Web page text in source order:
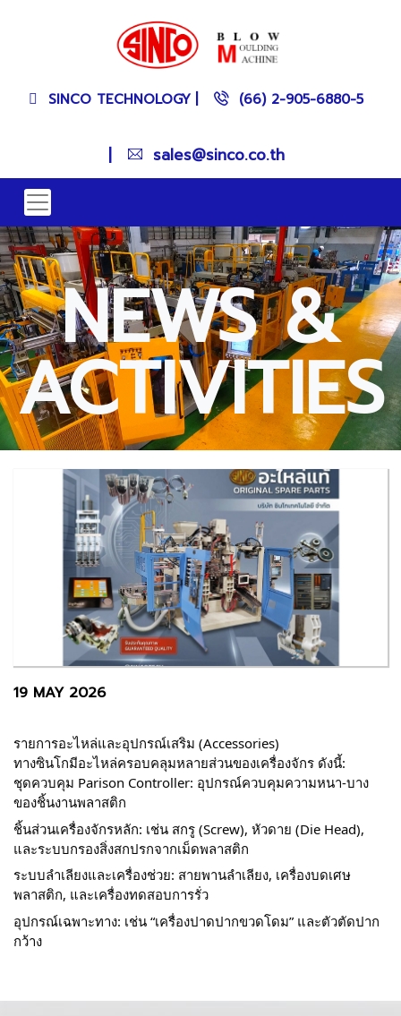
SINCO TECHNOLOGY (66) 2-905-6880-5
sales@sinco.co.th
NEWS &
ACTIVITIES
19 MAY 2026
รายการอะไหล่และอุปกรณ์เสริม (Accessories)
ทางซินโกมีอะไหล่ครอบคลุมหลายส่วนของเครื่องจักร ดังนี้:
ชุดควบคุม Parison Controller: อุปกรณ์ควบคุมความหนา-บาง
ของชิ้นงานพลาสติก
ชิ้นส่วนเครื่องจักรหลัก: เช่น สกรู (Screw), หัวดาย (Die Head),
และระบบกรองสิ่งสกปรกจากเม็ดพลาสติก
ระบบลำเลียงและเครื่องช่วย: สายพานลำเลียง, เครื่องบดเศษ
พลาสติก, และเครื่องทดสอบการรั่ว
อุปกรณ์เฉพาะทาง: เช่น “เครื่องปาดปากขวดโดม” และตัวตัดปาก
กว้าง